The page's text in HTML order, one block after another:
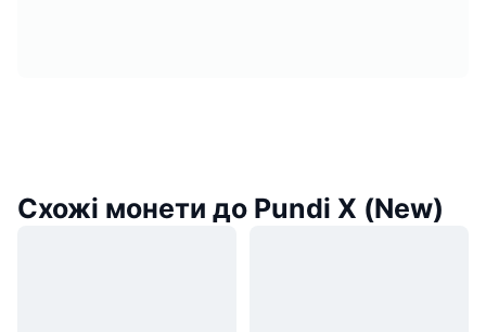
Схожі монети до Pundi X (New)